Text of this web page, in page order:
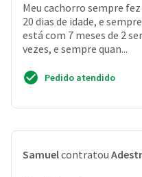
Meu cachorro sempre
20 dias de idade, e
está com 7 meses de 2
vezes, e sempre quan...
Pedido atendido
Samuelcontratou